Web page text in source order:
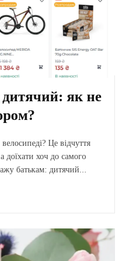
як не
Це відчуття
доїхати хоч до самого
батькам: дитячий...